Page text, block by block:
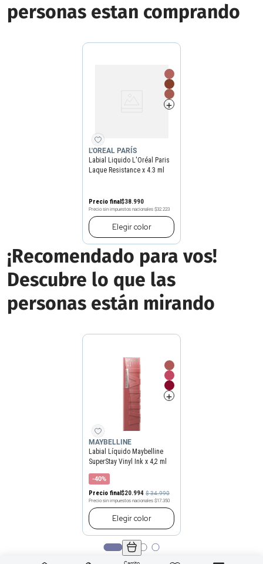
personas estan comprando
L'OREAL PARÍS
Labial Liquido L'Oréal Paris
Laque Resistance x 4.3 ml
Precio final$38.990
Precio sin impuestos nacionales $32.223
Elegircolor
¡Recomendado para vos!
Descubre lo que las
personas están mirando
MAYBELLINE
Labial Líquido Maybelline
SuperStay Vinyl Ink x 4,2 ml
-40%
Precio final$20.994 $34.990
Precio sin impuestos nacionales $17.350
Elegircolor